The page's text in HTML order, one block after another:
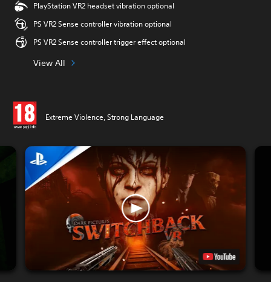
PlayStation VR2 headset vibration optional
PS VR2 Sense controller vibration optional
PS VR2 Sense controller trigger effect optional
View All
Extreme Violence, Strong Language